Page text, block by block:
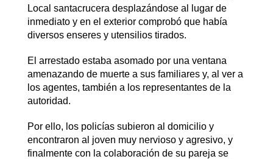
Local santacrucera desplazándose al lugar de
inmediato y en el exterior comprobó que había
diversos enseres y utensilios tirados.
El arrestado estaba asomado por una ventana
amenazando de muerte a sus familiares y, al ver a
los agentes, también a los representantes de la
autoridad.
Por ello, los policías subieron al domicilio y
encontraron al joven muy nervioso y agresivo, y
finalmente con la colaboración de su pareja se